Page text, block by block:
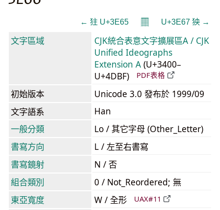
← 㹥 U+3E65 𝄜 U+3E67 㹧 →
文字區域
CJK統合表意文字擴展區A / CJK
Unified Ideographs
Extension A (U+3400–
U+4DBF)
PDF表格
初始版本
Unicode 3.0 發布於 1999/09
文字語系
Han
一般分類
Lo / 其它字母 (Other_Letter)
書寫方向
L / 左至右書寫
書寫鏡射
N / 否
組合類別
0 / Not_Reordered; 無
東亞寬度
W / 全形 UAX#11